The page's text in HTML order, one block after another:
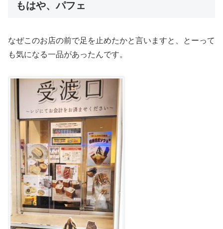
もはや、パフェ
なぜこのお店の前で足を止めたかと言いますと、とーって
も気になる一品があったんです。